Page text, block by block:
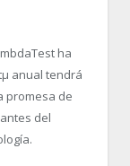
ha
anual tendrá
promesa de
del